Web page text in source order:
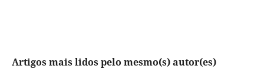
Artigos mais lidos pelo mesmo(s) autor(es)